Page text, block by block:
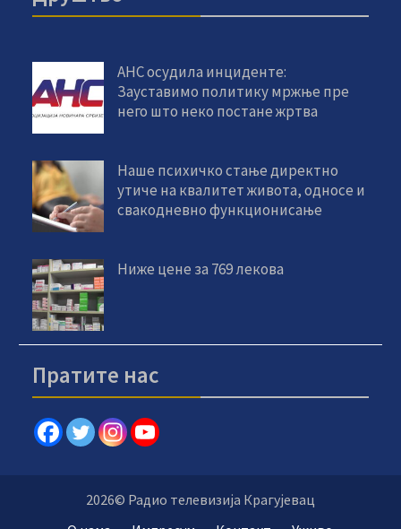
АНС осудила инциденте:
Зауставимо политику мржње пре
него што неко постане жртва
Наше психичко стање директно
утиче на квалитет живота, односе и
свакодневно функционисање
Ниже цене за 769 лекова
Пратите нас
2026© Радио телевизија Крагујевац